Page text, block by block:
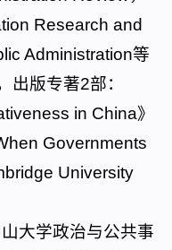
Research and
Administration等
出版专著2部：
in China》
Governments
University
大学政治与公共事